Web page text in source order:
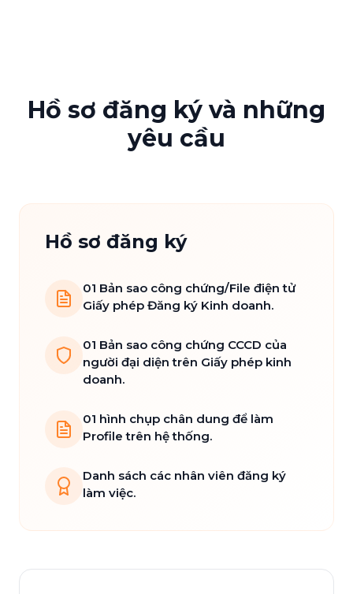
Hồ sơ đăng ký và những
yêu cầu
Hồ sơ đăng ký
01 Bản sao công chứng/File điện tử
Giấy phép Đăng ký Kinh doanh.
01 Bản sao công chứng CCCD của
người đại diện trên Giấy phép kinh
doanh.
01 hình chụp chân dung để làm
Profile trên hệ thống.
Danh sách các nhân viên đăng ký
làm việc.